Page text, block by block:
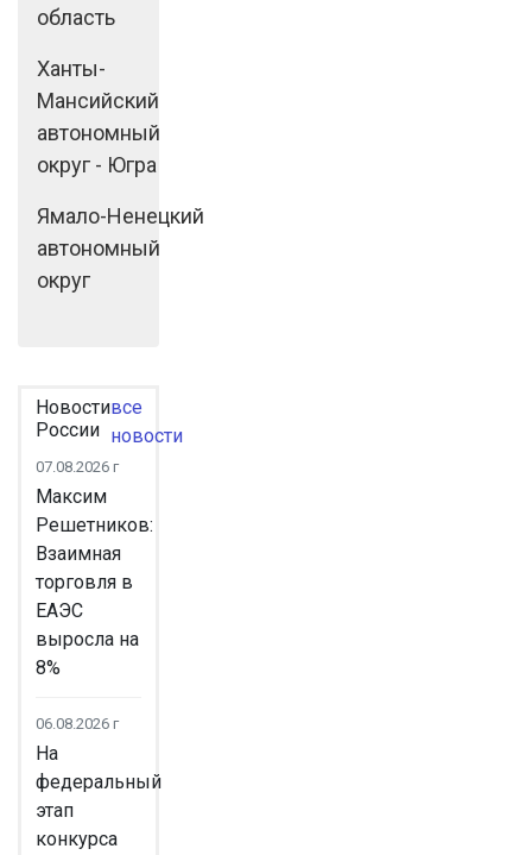
область
Ханты-
Мансийский
автономный
округ - Югра
Ямало-Ненецкий
автономный
округ
Новости
России
все
новости
07.08.2026 г
Максим
Решетников:
Взаимная
торговля в
ЕАЭС
выросла на
8%
06.08.2026 г
На
федеральный
этап
конкурса